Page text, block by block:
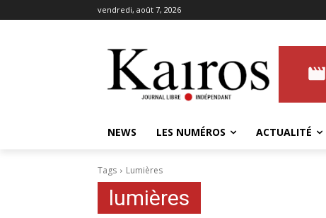
vendredi, août 7, 2026
NEWS LES NUMÉROS ACTUALITÉ
Tags Lumières
lumières